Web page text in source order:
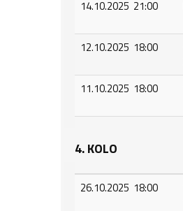
14.10.2025 21:00
12.10.2025 18:00
11.10.2025 18:00
4. KOLO
26.10.2025 18:00